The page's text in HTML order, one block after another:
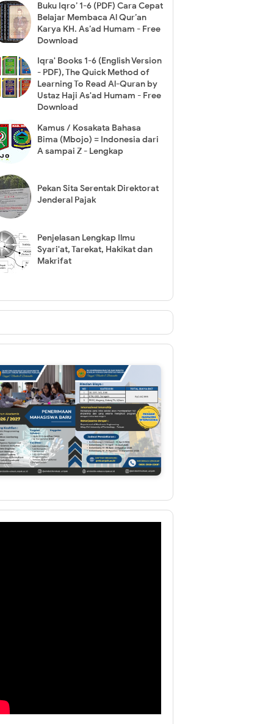
Buku Iqro’ 1-6 (PDF) Cara Cepat
Belajar Membaca Al Qur’an
Karya KH. As’ad Humam - Free
Download
Iqra' Books 1-6 (English Version
- PDF), The Quick Method of
Learning To Read Al-Quran by
Ustaz Haji As'ad Humam - Free
Download
Kamus / Kosakata Bahasa
Bima (Mbojo) = Indonesia dari
A sampai Z - Lengkap
Pekan Sita Serentak Direktorat
Jenderal Pajak
Penjelasan Lengkap Ilmu
Syari'at, Tarekat, Hakikat dan
Makrifat